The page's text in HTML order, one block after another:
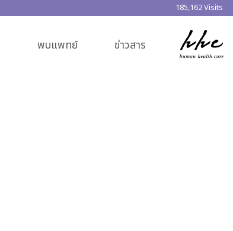
185,162 Visits
พบแพทย์ ข่าวสาร